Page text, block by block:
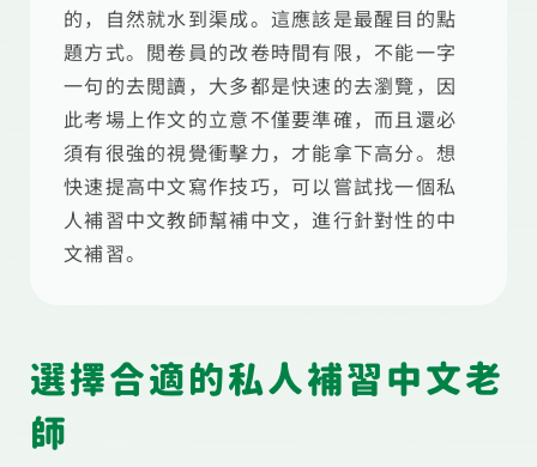
的，自然就水到渠成。這應該是最醒目的點
題方式。閲卷員的改卷時間有限，不能一字
一句的去閲讀，大多都是快速的去瀏覽，因
此考場上作文的立意不僅要準確，而且還必
須有很強的視覺衝擊力，才能拿下高分。想
快速提高中文寫作技巧，可以嘗試找一個私
人補習中文教師幫補中文，進行針對性的中
文補習。
選擇合適的私人補習中文老
師